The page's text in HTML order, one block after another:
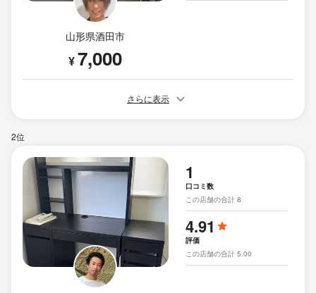
山形県酒田市
¥7,000
さらに表示
2位
1
口コミ数
この店舗の合計 8
4.91
評価
この店舗の合計 5.00